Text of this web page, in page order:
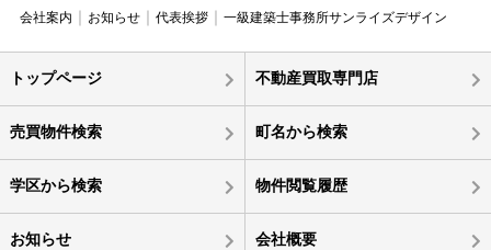
会社案内 お知らせ 代表挨拶 一級建築士事務所サンライズデザイン
トップページ 不動産買取専門店
売買物件検索 町名から検索
学区から検索 物件閲覧履歴
お知らせ 会社概要